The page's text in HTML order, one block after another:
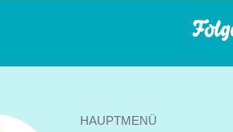
HAUPTMENÜ